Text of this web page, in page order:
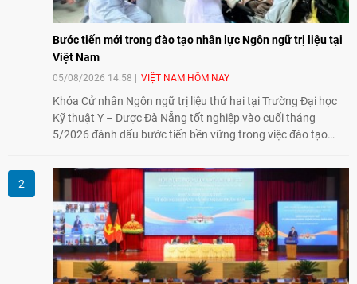
Bước tiến mới trong đào tạo nhân lực Ngôn ngữ trị liệu tại
Việt Nam
05/08/2026 14:58 VIỆT NAM HÔM NAY
Khóa Cử nhân Ngôn ngữ trị liệu thứ hai tại Trường Đại học
Kỹ thuật Y – Dược Đà Nẵng tốt nghiệp vào cuối tháng
5/2026 đánh dấu bước tiến bền vững trong việc đào tạo
tại Việt Nam.